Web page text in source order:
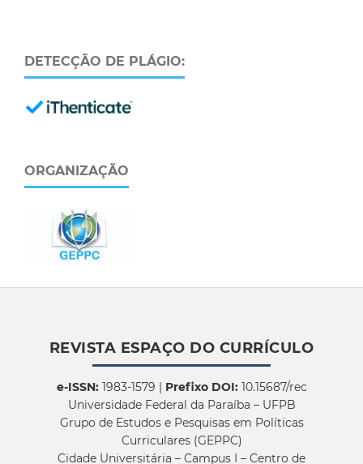
DETECÇÃO DE PLÁGIO:
ORGANIZAÇÃO
REVISTA ESPAÇO DO CURRÍCULO
e-ISSN:1983-1579 | Prefixo DOI:10.15687/rec
Universidade Federal da Paraíba – UFPB
Grupo de Estudos e Pesquisas em Políticas
Curriculares (GEPPC)
Cidade Universitária – Campus I – Centro de